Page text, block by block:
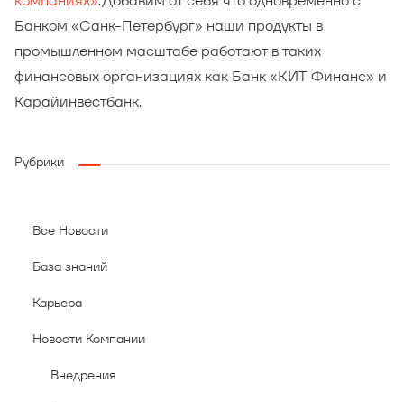
Банком «Санк-Петербург» наши продукты в
промышленном масштабе работают в таких
финансовых организациях как Банк «КИТ Финанс» и
Карайинвестбанк.
Рубрики
Все Новости
База знаний
Карьера
Новости Компании
Внедрения